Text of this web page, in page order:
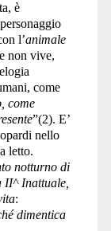
è
l’animale
non vive,
come
come
”(2). E’
nello
letto.
notturno di
II^ Inattuale,
:
dimentica